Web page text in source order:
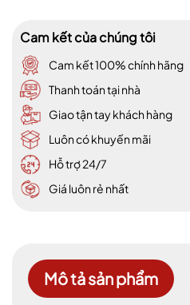
Cam kết của chúng tôi
Cam kết 100% chính hãng
Thanh toán tại nhà
Giao tận tay khách hàng
Luôn có khuyến mãi
Hỗ trợ 24/7
Giá luôn rẻ nhất
Mô tả sản phẩm